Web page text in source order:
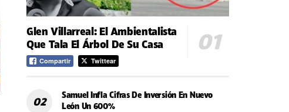
Glen Villarreal: El Ambientalista
Que Tala El Árbol De Su Casa
Compartir Twittear
Samuel Infla Cifras De Inversión En Nuevo
León Un 600%